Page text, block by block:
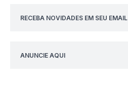
RECEBA NOVIDADES EM SEU EMAIL
ANUNCIE AQUI